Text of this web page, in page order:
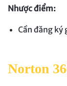
Nhược điểm:
Cần đăng ký
Norton